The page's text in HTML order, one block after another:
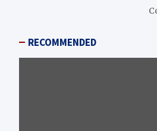
RECOMMENDED